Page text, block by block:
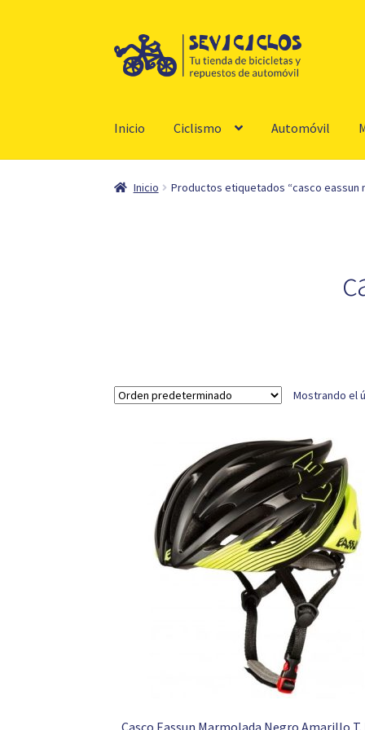
Ir
a
Ir
al
Inicio Ciclismo Automóvil
Inicio Productos etiquetados “casco eassun
Mostrando el